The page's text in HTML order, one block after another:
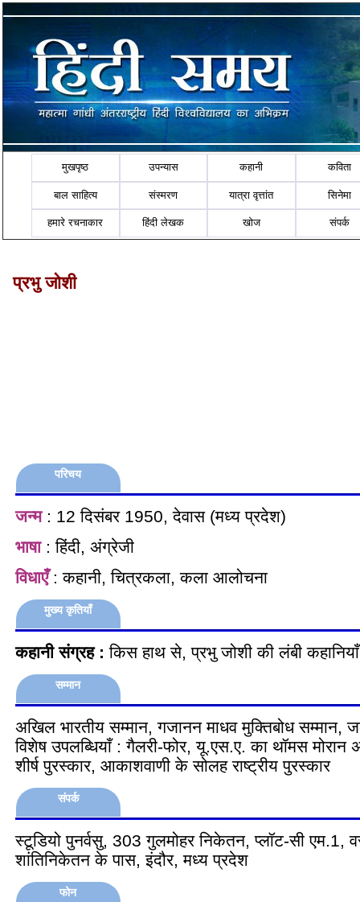
मुखपृष्ठ उपन्यास कहानी कविता
बाल साहित्य संस्मरण यात्रा वृत्तांत सिनेमा
हमारे रचनाकार हिंदी लेखक खोज संपर्क
प्रभु जोशी
परिचय
जन्म: 12 दिसंबर 1950, देवास (मध्य प्रदेश)
भाषा: हिंदी, अंग्रेजी
विधाएँ: कहानी, चित्रकला, कला आलोचना
मुख्य कृतियाँ
कहानी संग्रह :किस हाथ से, प्रभु जोशी की लंबी कहानियाँ
सम्मान
अखिल भारतीय सम्मान, गजानन माधव मुक्तिबोध सम्मान,
विशेष उपलब्धियाँ : गैलरी-फोर, यू.एस.ए. का थॉमस मोरान
शीर्ष पुरस्कार, आकाशवाणी के सोलह राष्ट्रीय पुरस्कार
संपर्क
स्टूडियो पुनर्वसु, 303 गुलमोहर निकेतन, प्लॉट-सी एम.1,
शांतिनिकेतन के पास, इंदौर, मध्य प्रदेश
फोन